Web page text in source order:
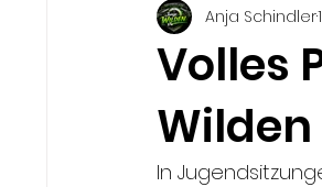
Volles
Wilden
Anja Schindler
In